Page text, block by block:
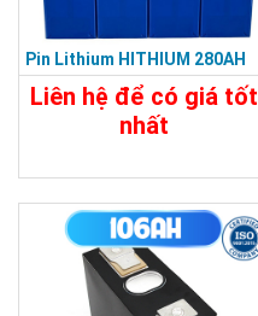
Pin Lithium HITHIUM 280AH
Liên hệ để có giá tốt
nhất